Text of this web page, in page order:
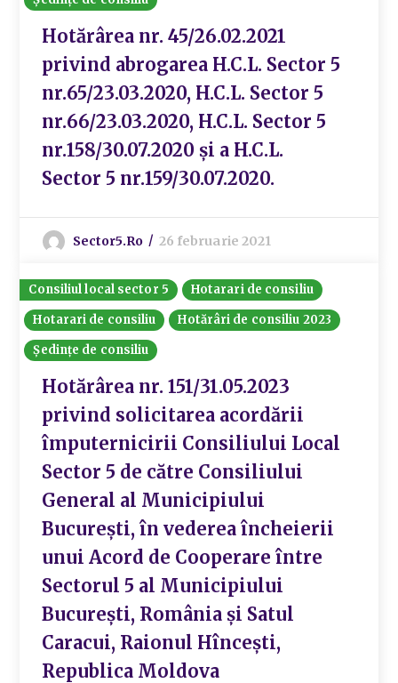
Hotărârea nr. 45/26.02.2021
privind abrogarea H.C.L. Sector 5
nr.65/23.03.2020, H.C.L. Sector 5
nr.66/23.03.2020, H.C.L. Sector 5
nr.158/30.07.2020 și a H.C.L.
Sector 5 nr.159/30.07.2020.
Sector5.ro 26 februarie 2021
Consiliul local sector 5
Hotarari de consiliu
Hotarari de consiliu
Hotărâri de consiliu 2023
Ședințe de consiliu
Hotărârea nr. 151/31.05.2023
privind solicitarea acordării
împuternicirii Consiliului Local
Sector 5 de către Consiliului
General al Municipiului
București, în vederea încheierii
unui Acord de Cooperare între
Sectorul 5 al Municipiului
București, România și Satul
Caracui, Raionul Hîncești,
Republica Moldova